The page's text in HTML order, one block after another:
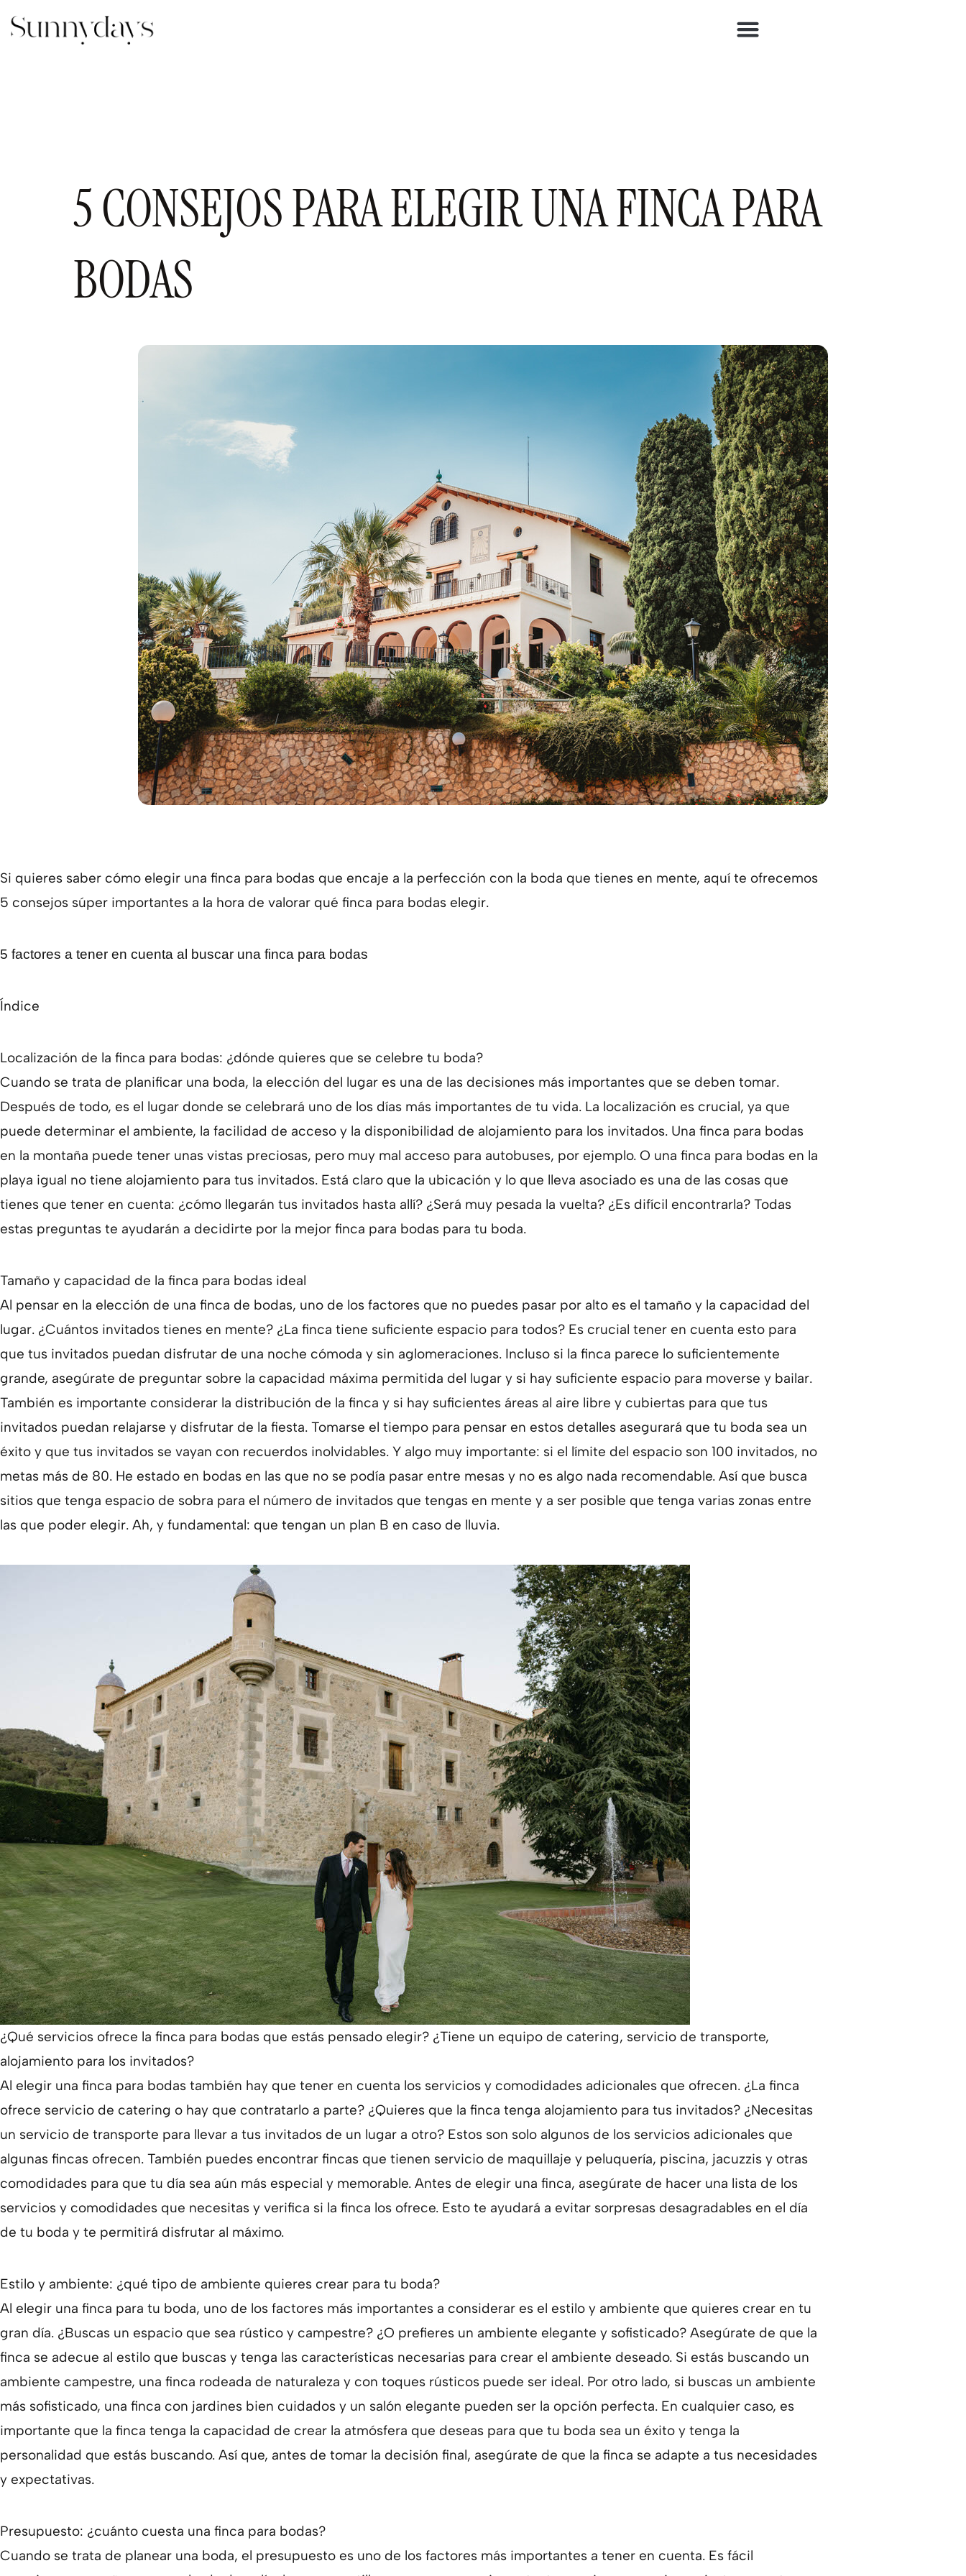
5 CONSEJOS PARA ELEGIR UNA FINCA PARA
BODAS
Si quieres saber cómo elegir una finca para bodas que encaje a la perfección con la boda que tienes en mente, aquí te ofrecemos
5 consejos súper importantes a la hora de valorar qué finca para bodas elegir.
5 factores a tener en cuenta al buscar una finca para bodas
Índice
Localización de la finca para bodas: ¿dónde quieres que se celebre tu boda?
Cuando se trata de planificar una boda, la elección del lugar es una de las decisiones más importantes que se deben tomar.
Después de todo, es el lugar donde se celebrará uno de los días más importantes de tu vida. La localización es crucial, ya que
puede determinar el ambiente, la facilidad de acceso y la disponibilidad de alojamiento para los invitados. Una finca para bodas
en la montaña puede tener unas vistas preciosas, pero muy mal acceso para autobuses, por ejemplo. O una finca para bodas en la
playa igual no tiene alojamiento para tus invitados. Está claro que la ubicación y lo que lleva asociado es una de las cosas que
tienes que tener en cuenta: ¿cómo llegarán tus invitados hasta allí? ¿Será muy pesada la vuelta? ¿Es difícil encontrarla? Todas
estas preguntas te ayudarán a decidirte por la mejor finca para bodas para tu boda.
Tamaño y capacidad de la finca para bodas ideal
Al pensar en la elección de una finca de bodas, uno de los factores que no puedes pasar por alto es el tamaño y la capacidad del
lugar. ¿Cuántos invitados tienes en mente? ¿La finca tiene suficiente espacio para todos? Es crucial tener en cuenta esto para
que tus invitados puedan disfrutar de una noche cómoda y sin aglomeraciones. Incluso si la finca parece lo suficientemente
grande, asegúrate de preguntar sobre la capacidad máxima permitida del lugar y si hay suficiente espacio para moverse y bailar.
También es importante considerar la distribución de la finca y si hay suficientes áreas al aire libre y cubiertas para que tus
invitados puedan relajarse y disfrutar de la fiesta. Tomarse el tiempo para pensar en estos detalles asegurará que tu boda sea un
éxito y que tus invitados se vayan con recuerdos inolvidables. Y algo muy importante: si el límite del espacio son 100 invitados, no
metas más de 80. He estado en bodas en las que no se podía pasar entre mesas y no es algo nada recomendable. Así que busca
sitios que tenga espacio de sobra para el número de invitados que tengas en mente y a ser posible que tenga varias zonas entre
las que poder elegir. Ah, y fundamental: que tengan un plan B en caso de lluvia.
¿Qué servicios ofrece la finca para bodas que estás pensado elegir? ¿Tiene un equipo de catering, servicio de transporte,
alojamiento para los invitados?
Al elegir una finca para bodas también hay que tener en cuenta los servicios y comodidades adicionales que ofrecen. ¿La finca
ofrece servicio de catering o hay que contratarlo a parte? ¿Quieres que la finca tenga alojamiento para tus invitados? ¿Necesitas
un servicio de transporte para llevar a tus invitados de un lugar a otro? Estos son solo algunos de los servicios adicionales que
algunas fincas ofrecen. También puedes encontrar fincas que tienen servicio de maquillaje y peluquería, piscina, jacuzzis y otras
comodidades para que tu día sea aún más especial y memorable. Antes de elegir una finca, asegúrate de hacer una lista de los
servicios y comodidades que necesitas y verifica si la finca los ofrece. Esto te ayudará a evitar sorpresas desagradables en el día
de tu boda y te permitirá disfrutar al máximo.
Estilo y ambiente: ¿qué tipo de ambiente quieres crear para tu boda?
Al elegir una finca para tu boda, uno de los factores más importantes a considerar es el estilo y ambiente que quieres crear en tu
gran día. ¿Buscas un espacio que sea rústico y campestre? ¿O prefieres un ambiente elegante y sofisticado? Asegúrate de que la
finca se adecue al estilo que buscas y tenga las características necesarias para crear el ambiente deseado. Si estás buscando un
ambiente campestre, una finca rodeada de naturaleza y con toques rústicos puede ser ideal. Por otro lado, si buscas un ambiente
más sofisticado, una finca con jardines bien cuidados y un salón elegante pueden ser la opción perfecta. En cualquier caso, es
importante que la finca tenga la capacidad de crear la atmósfera que deseas para que tu boda sea un éxito y tenga la
personalidad que estás buscando. Así que, antes de tomar la decisión final, asegúrate de que la finca se adapte a tus necesidades
y expectativas.
Presupuesto: ¿cuánto cuesta una finca para bodas?
Cuando se trata de planear una boda, el presupuesto es uno de los factores más importantes a tener en cuenta. Es fácil